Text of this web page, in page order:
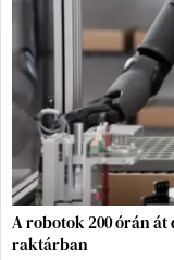
A robotok 200 órán
raktárban